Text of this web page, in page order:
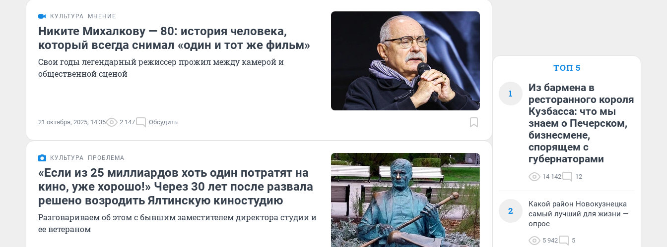
КУЛЬТУРА МНЕНИЕ
Никите Михалкову — 80: история человека,
который всегда снимал «один и тот же фильм»
Свои годы легендарный режиссер прожил между камерой и
общественной сценой
21 октября, 2025, 14:35 2 147 Обсудить
КУЛЬТУРА ПРОБЛЕМА
«Если из 25 миллиардов хоть один потратят на
кино, уже хорошо!» Через 30 лет после развала
решено возродить Ялтинскую киностудию
Разговариваем об этом с бывшим заместителем директора студии и
ее ветераном
ТОП 5
1
Из бармена в
ресторанного короля
Кузбасса: что мы
знаем о Печерском,
бизнесмене,
спорящем с
губернаторами
14 142 12
2
Какой район Новокузнецка
самый лучший для жизни —
опрос
5 942 5